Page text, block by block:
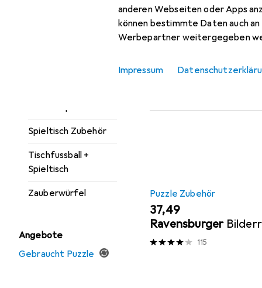
anderen Webseiten oder Apps
können bestimmte Daten auch
Werbepartner weitergegeben
Impressum
Sammelspiele
Spieltisch Zubehör
Tischfussball +
Spieltisch
Zauberwürfel
Angebote
Gebraucht Puzzle
Hier findest du
Puzzle Zubehör
EUR
37,49
Ravensburger
115